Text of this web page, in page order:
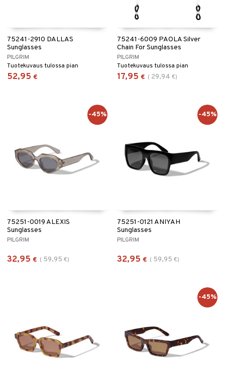
75241-2910 DALLAS
Sunglasses
PILGRIM
Tuotekuvaus tulossa pian
52,95 €
75241-6009 PAOLA Silver
Chain For Sunglasses
PILGRIM
Tuotekuvaus tulossa pian
17,95 € ( 29,94 €)
75251-0019 ALEXIS
Sunglasses
PILGRIM
32,95 € ( 59,95 €)
-45%
75251-0121 ANIYAH
Sunglasses
PILGRIM
32,95 € ( 59,95 €)
-45%
-45%